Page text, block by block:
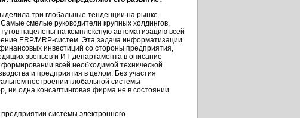
три глобальные тенденции на рынке
смелые руководители крупных холдингов,
нацелены на комплексную автоматизацию всей
ERP/MRP-систем. Эта задача информатизации
инвестиций со стороны предприятия,
звеньев и ИТ-департамента в описание
формировании всей необходимой технической
и предприятия в целом. Без участия
построении глобальной системы
ни одна консалтинговая фирма не в состоянии
системы электронного